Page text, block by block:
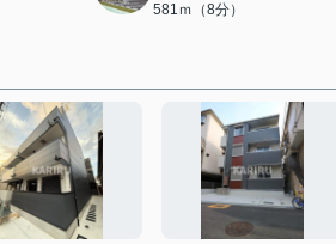
581ｍ（8分）